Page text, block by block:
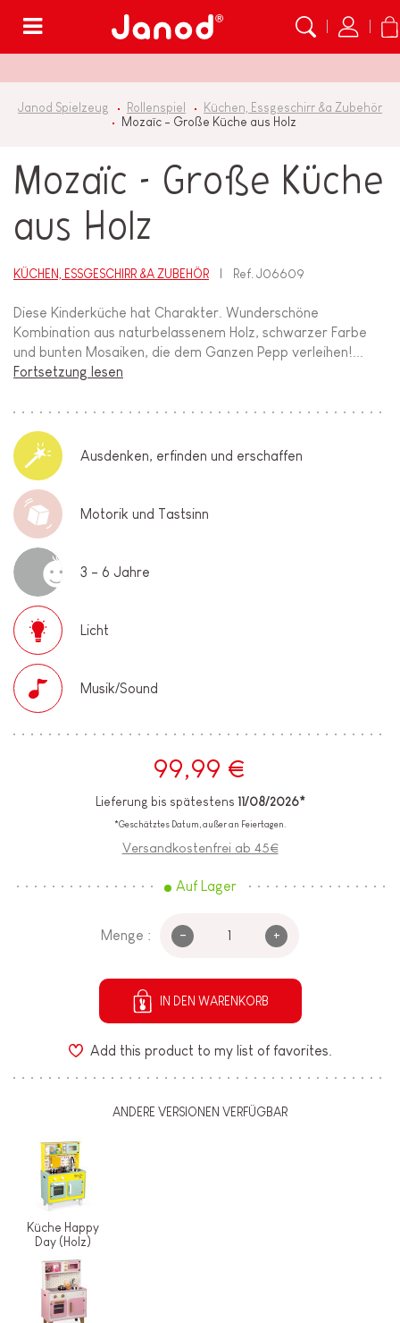
Janod Spielzeug Rollenspiel
Küchen, Essgeschirr &a Zubehör
Mozaïc - Große Küche aus Holz
Mozaïc - Große Küche
aus Holz
KÜCHEN, ESSGESCHIRR &A ZUBEHÖR Ref.J06609
Diese Kinderküche hat Charakter. Wunderschöne
Kombination aus naturbelassenem Holz, schwarzer Farbe
und bunten Mosaiken, die dem Ganzen Pepp verleihen!...
Fortsetzung lesen
Ausdenken, erfinden und erschaffen
Motorik und Tastsinn
3 - 6 Jahre
Licht
Musik/Sound
99,99 €
Lieferung bis spätestens 11/08/2026*
*Geschätztes Datum, außer an Feiertagen.
Versandkostenfrei ab 45€
Auf Lager
Menge : - +
IN DEN WARENKORB
Add this product to my list of favorites.
ANDERE VERSIONEN VERFÜGBAR
Küche Happy
Day (Holz)